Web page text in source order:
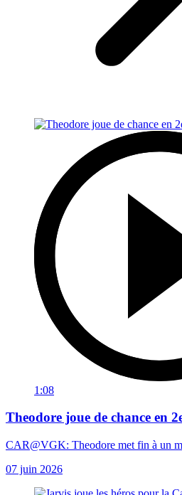
1:08
Theodore joue de chance en
CAR@VGK: Theodore met fin à un
07 juin 2026